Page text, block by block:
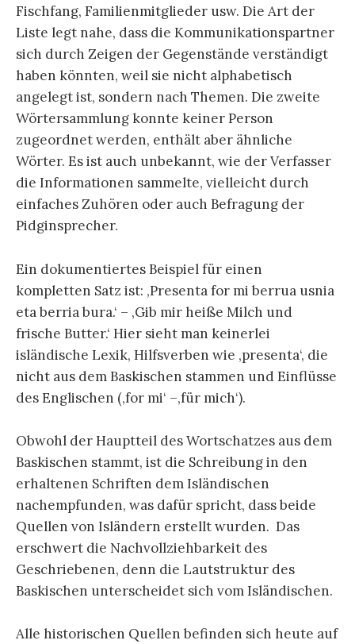
Fischfang, Familienmitglieder usw. Die Art der
Liste legt nahe, dass die Kommunikationspartner
sich durch Zeigen der Gegenstände verständigt
haben könnten, weil sie nicht alphabetisch
angelegt ist, sondern nach Themen. Die zweite
Wörtersammlung konnte keiner Person
zugeordnet werden, enthält aber ähnliche
Wörter. Es ist auch unbekannt, wie der Verfasser
die Informationen sammelte, vielleicht durch
einfaches Zuhören oder auch Befragung der
Pidginsprecher.
Ein dokumentiertes Beispiel für einen
kompletten Satz ist: ‚Presenta for mi berrua usnia
eta berria bura.‘ – ‚Gib mir heiße Milch und
frische Butter.‘ Hier sieht man keinerlei
isländische Lexik, Hilfsverben wie ‚presenta‘, die
nicht aus dem Baskischen stammen und Einflüsse
des Englischen (‚for mi‘ –‚für mich‘).
Obwohl der Hauptteil des Wortschatzes aus dem
Baskischen stammt, ist die Schreibung in den
erhaltenen Schriften dem Isländischen
nachempfunden, was dafür spricht, dass beide
Quellen von Isländern erstellt wurden. Das
erschwert die Nachvollziehbarkeit des
Geschriebenen, denn die Lautstruktur des
Baskischen unterscheidet sich vom Isländischen.
Alle historischen Quellen befinden sich heute auf